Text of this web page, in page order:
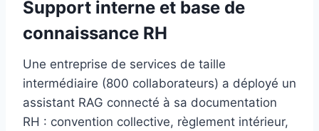
Support interne et base de
connaissance RH
Une entreprise de services de taille
intermédiaire (800 collaborateurs) a déployé un
assistant RAG connecté à sa documentation
RH : convention collective, règlement intérieur,